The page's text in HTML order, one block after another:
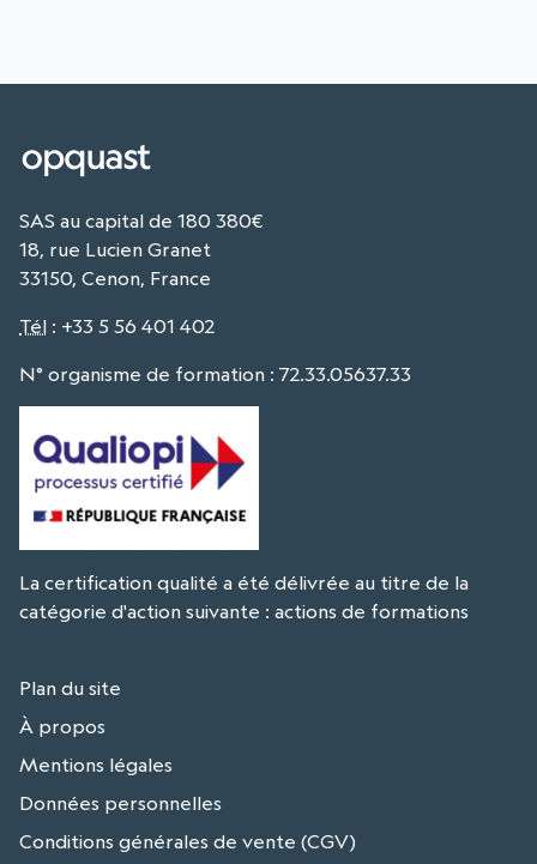
SAS au capital de 180 380€
18, rue Lucien Granet
33150, Cenon, France
Tél : +33 5 56 401 402
N° organisme de formation : 72.33.05637.33
La certification qualité a été délivrée au titre de la
catégorie d'action suivante : actions de formations
Plan du site
À propos
Mentions légales
Données personnelles
Conditions générales de vente (CGV)